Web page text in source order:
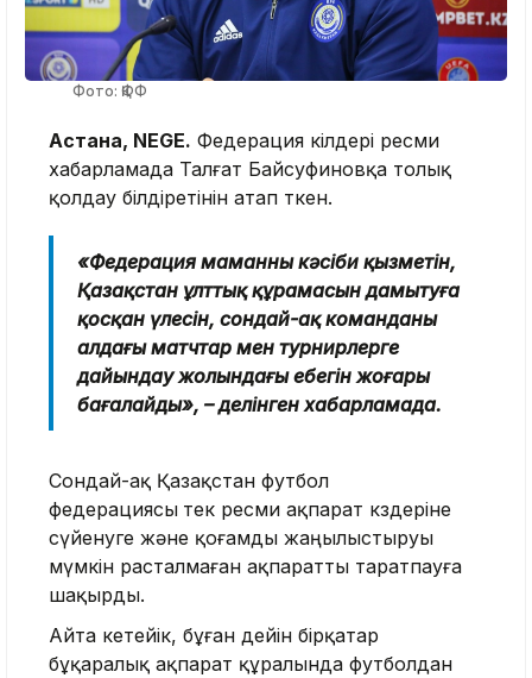
Фото: ҚФФ
Астана, NEGE. Федерация өкілдері ресми
хабарламада Талғат Байсуфиновқа толық
қолдау білдіретінін атап өткен.
«Федерация маманның кәсіби қызметін,
Қазақстан ұлттық құрамасын дамытуға
қосқан үлесін, сондай-ақ команданы
алдағы матчтар мен турнирлерге
дайындау жолындағы еңбегін жоғары
бағалайды», – делінген хабарламада.
Сондай-ақ Қазақстан футбол
федерациясы тек ресми ақпарат көздеріне
сүйенуге және қоғамды жаңылыстыруы
мүмкін расталмаған ақпаратты таратпауға
шақырды.
Айта кетейік, бұған дейін бірқатар
бұқаралық ақпарат құралында футболдан